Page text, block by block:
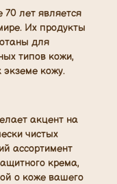
лет является
Их продукты
для
типов кожи,
экземе кожу.
акцент на
чистых
ассортимент
крема,
о коже вашего